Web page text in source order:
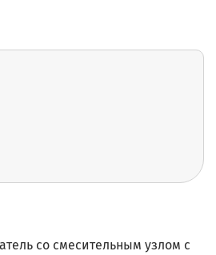
со смесительным узлом с